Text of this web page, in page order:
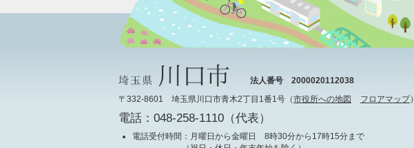
法人番号 2000020112038
〒332-8601 埼玉県川口市青木2丁目1番1号（市役所への地図 フロアマップ）
電話：048-258-1110（代表）
電話受付時間 ：月曜日から金曜日 8時30分から17時15分まで